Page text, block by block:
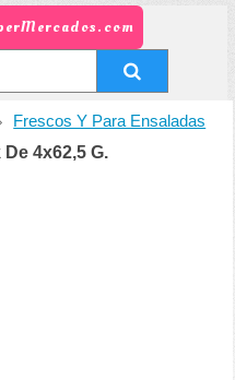
Frescos Y Para Ensaladas
4x62,5 G.